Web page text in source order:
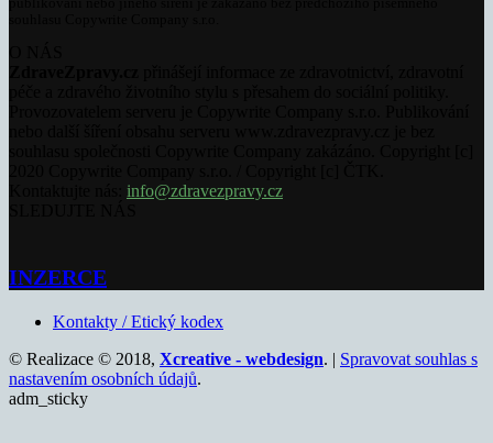
info@zdravezpravy.cz
INZERCE
Kontakty / Etický kodex
© Realizace © 2018, Xcreative - webdesign. | Spravovat souhlas s
nastavením osobních údajů.
adm_sticky